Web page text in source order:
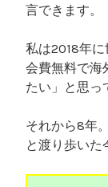
言できます。
私は2018年
会費無料で海
たい」と思っ
それから8年
と渡り歩いた